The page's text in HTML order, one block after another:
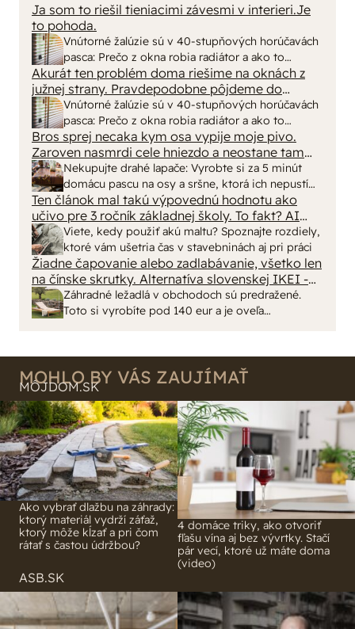
Vnútorné žalúzie sú v 40-stupňových horúčavách
pasca: Prečo z okna robia radiátor a ako to
vyriešiť za pár eur?
Ja som to riešil tieniacimi závesmi v interieri.Je
to pohoda.
Vnútorné žalúzie sú v 40-stupňových horúčavách
pasca: Prečo z okna robia radiátor a ako to
vyriešiť za pár eur?
Akurát ten problém doma riešime na oknách z
južnej strany. Pravdepodobne pôjdeme do
vonkajšieho tienenia na spôsob markízy
250x150cm. Čínsky predajcovia idú okolo 100
eur kus.
Nekupujte drahé lapače: Vyrobte si za 5 minút
domácu pascu na osy a sršne, ktorá ich nepustí
von
Bros sprej necaka kym osa vypije moje pivo.
Zaroven nasmrdi cele hniezdo a neostane tam
nic zive. Vasa pasca naucinke moc efektivne.
Skor pritiahne slimaky
Viete, kedy použiť akú maltu? Spoznajte rozdiely,
ktoré vám ušetria čas v stavebninách aj pri práci
Ten článok mal takú výpovednú hodnotu ako
učivo pre 3 ročník základnej školy. To fakt? AI
alebo nejaka kniha z VŠ? Dnešné rychlotvrdnuce
malty - pevnosť 40 Mpa a doba schnutia tak 15
minut , k tomu vodotesné s kryštálikou. A rozdiel
- schnutie a zretie. Nič?
Záhradné ležadlá v obchodoch sú predražené.
Toto si vyrobíte pod 140 eur a je oveľa
Žiadne čapovanie alebo zadlabávanie, všetko len
na čínske skrutky. Alternatíva slovenskej IKEI -
čo sa týka pevnosti. Autor si nedal veľa námahy s
remeselným spracovaním, škoda. No lepšie než
MOHLO BY VÁS ZAUJÍMAŤ
MÔJDOM.SK
Ako vybrať dlažbu na záhrady:
ktorý materiál vydrží záťaž,
ktorý môže kĺzať a pri čom
rátať s častou údržbou?
4 domáce triky, ako otvoriť
fľašu vína aj bez vývrtky. Stačí
pár vecí, ktoré už máte doma
(video)
ASB.SK